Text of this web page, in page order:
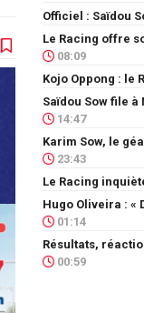
Officiel : Saïdou
08:09
Kojo Oppong : le
14:47
23:43
Le Racing
01:14
00:59